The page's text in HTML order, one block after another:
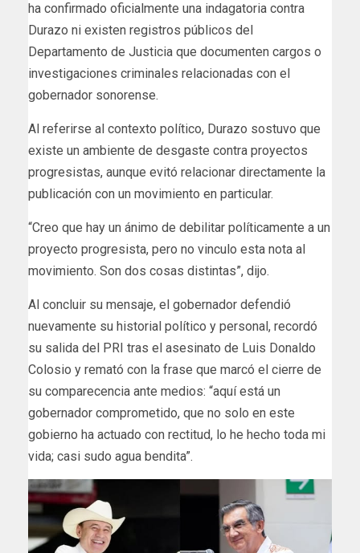
ha confirmado oficialmente una indagatoria contra
Durazo ni existen registros públicos del
Departamento de Justicia que documenten cargos o
investigaciones criminales relacionadas con el
gobernador sonorense.
Al referirse al contexto político, Durazo sostuvo que
existe un ambiente de desgaste contra proyectos
progresistas, aunque evitó relacionar directamente la
publicación con un movimiento en particular.
“Creo que hay un ánimo de debilitar políticamente a un
proyecto progresista, pero no vinculo esta nota al
movimiento. Son dos cosas distintas”, dijo.
Al concluir su mensaje, el gobernador defendió
nuevamente su historial político y personal, recordó
su salida del PRI tras el asesinato de Luis Donaldo
Colosio y remató con la frase que marcó el cierre de
su comparecencia ante medios: “aquí está un
gobernador comprometido, que no solo en este
gobierno ha actuado con rectitud, lo he hecho toda mi
vida; casi sudo agua bendita”.